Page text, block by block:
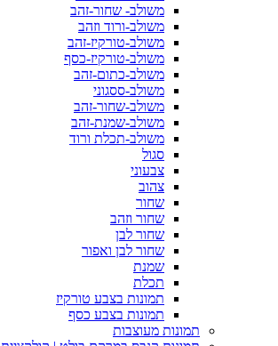
משולב- שחור-זהב
משולב-ורוד וזהב
משולב-טורקיז-זהב
משולב-טורקיז-כסף
משולב-כתום-זהב
משולב-ססגוני
משולב-שחור-זהב
משולב-שמנת-זהב
משולב-תכלת ורוד
סגול
צבעוני
צהוב
שחור
שחור וזהב
שחור לבן
שחור לבן ואפור
שמנת
תכלת
תמונות בצבע טורקיז
תמונות בצבע כסף
תמונות מעוצבות